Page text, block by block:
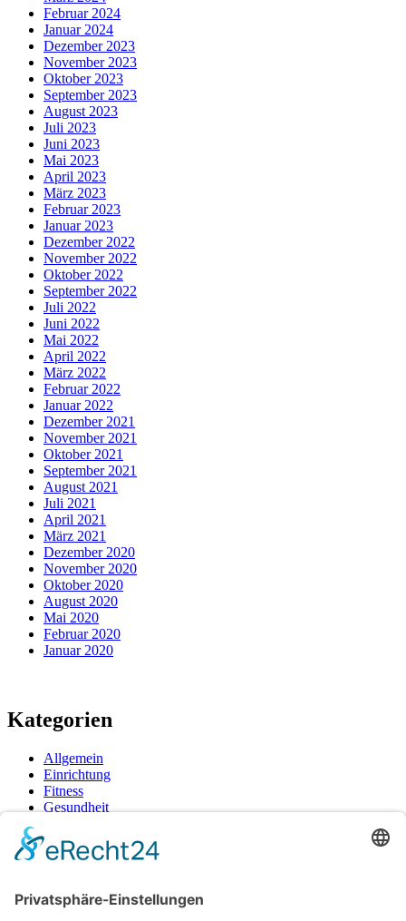
Februar 2024
Januar 2024
Dezember 2023
November 2023
Oktober 2023
September 2023
August 2023
Juli 2023
Juni 2023
Mai 2023
April 2023
März 2023
Februar 2023
Januar 2023
Dezember 2022
November 2022
Oktober 2022
September 2022
Juli 2022
Juni 2022
Mai 2022
April 2022
März 2022
Februar 2022
Januar 2022
Dezember 2021
November 2021
Oktober 2021
September 2021
August 2021
Juli 2021
April 2021
März 2021
Dezember 2020
November 2020
Oktober 2020
August 2020
Mai 2020
Februar 2020
Januar 2020
Kategorien
Allgemein
Einrichtung
Fitness
Gesundheit
Neueste Beiträge
Dein Cannabis-Homegrow: Wie du mit stabiler Genetik und